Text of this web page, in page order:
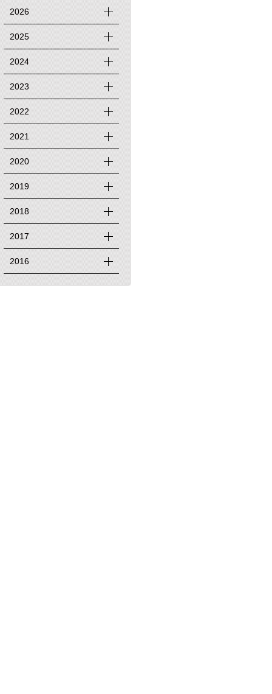
2026
2025
2024
2023
2022
2021
2020
2019
2018
2017
2016